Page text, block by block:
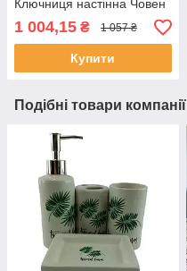
Ключниця настінна Човен
1 004,15 ₴ 1 057 ₴
Купити
Подібні товари компанії